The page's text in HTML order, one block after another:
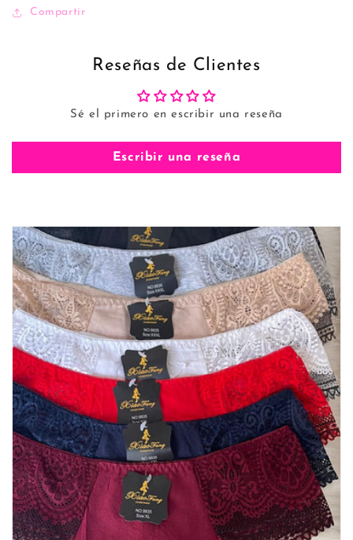
Compartir
Reseñas de Clientes
Sé el primero en escribir una reseña
Escribir una reseña